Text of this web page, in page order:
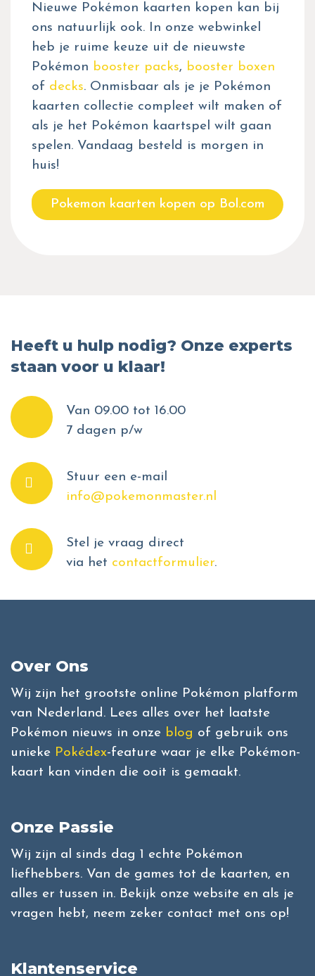
Nieuwe Pokémon kaarten kopen kan bij
ons natuurlijk ook. In onze webwinkel
heb je ruime keuze uit de nieuwste
Pokémon booster packs, booster boxen
of decks. Onmisbaar als je je Pokémon
kaarten collectie compleet wilt maken of
als je het Pokémon kaartspel wilt gaan
spelen. Vandaag besteld is morgen in
huis!
Pokemon kaarten kopen op Bol.com
Heeft u hulp nodig? Onze experts
staan voor u klaar!
Van 09.00 tot 16.00
7 dagen p/w
Stuur een e-mail
info@pokemonmaster.nl
Stel je vraag direct
via het contactformulier.
Over Ons
Wij zijn het grootste online Pokémon platform
van Nederland. Lees alles over het laatste
Pokémon nieuws in onze blog of gebruik ons
unieke Pokédex-feature waar je elke Pokémon-
kaart kan vinden die ooit is gemaakt.
Onze Passie
Wij zijn al sinds dag 1 echte Pokémon
liefhebbers. Van de games tot de kaarten, en
alles er tussen in. Bekijk onze website en als je
vragen hebt, neem zeker contact met ons op!
Klantenservice